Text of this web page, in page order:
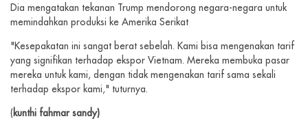
Dia mengatakan tekanan Trump mendorong negara-negara untuk
memindahkan produksi ke Amerika Serikat
"Kesepakatan ini sangat berat sebelah. Kami bisa mengenakan tarif
yang signifikan terhadap ekspor Vietnam. Mereka membuka pasar
mereka untuk kami, dengan tidak mengenakan tarif sama sekali
terhadap ekspor kami," tuturnya.
(kunthi fahmar sandy)